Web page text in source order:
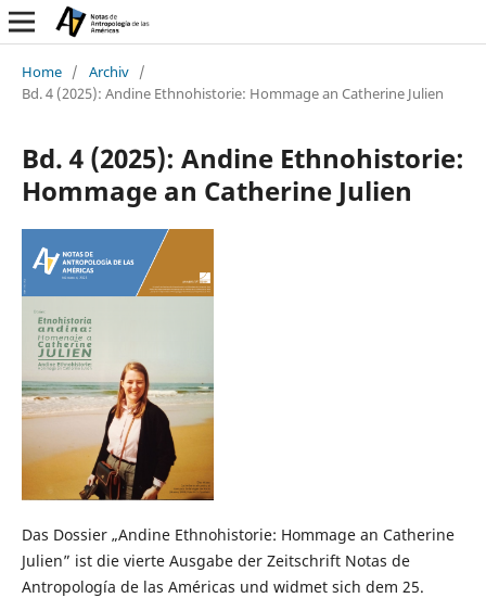
Home / Archiv /
Bd. 4 (2025): Andine Ethnohistorie: Hommage an Catherine Julien
Bd. 4 (2025): Andine Ethnohistorie:
Hommage an Catherine Julien
Das Dossier „Andine Ethnohistorie: Hommage an Catherine
Julien” ist die vierte Ausgabe der Zeitschrift Notas de
Antropología de las Américas und widmet sich dem 25.